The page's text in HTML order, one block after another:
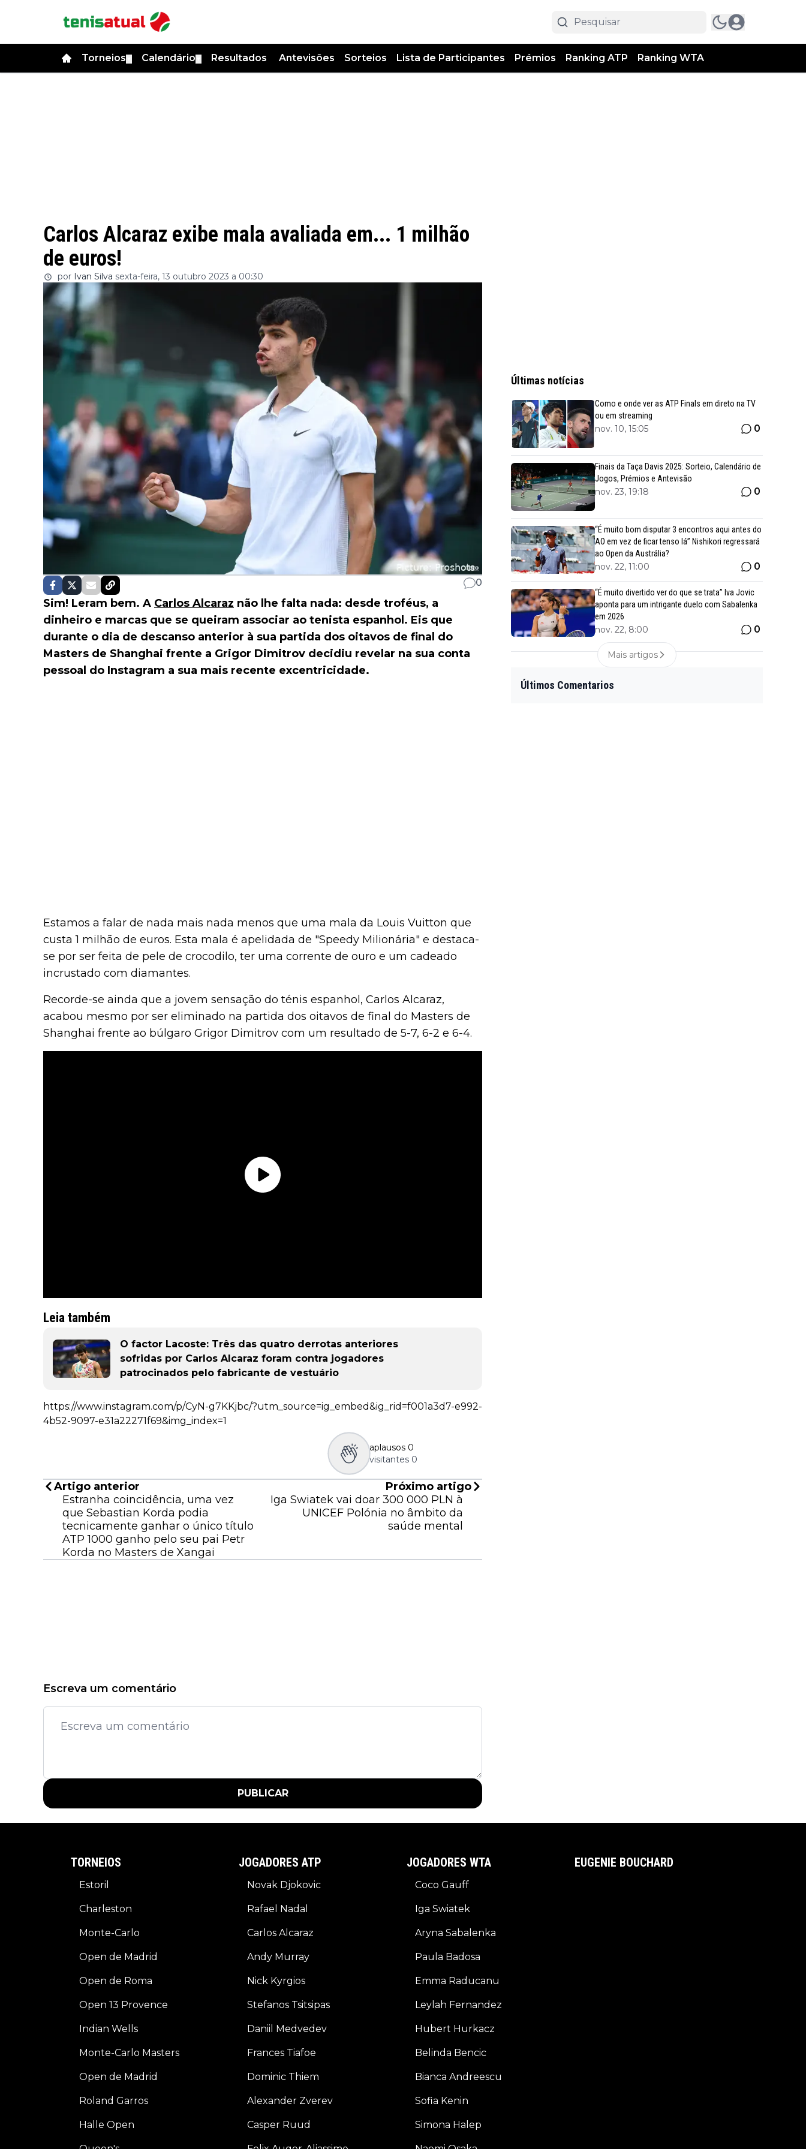
Torneios Calendário Resultados Antevisões Sorteios Lista de Participantes Prémios Ranking ATP Ranking WTA
Carlos Alcaraz exibe mala avaliada em... 1 milhão
de euros!
por Ivan Silva sexta-feira, 13 outubro 2023 a 00:30
0
Sim! Leram bem. A Carlos Alcaraz não lhe falta nada: desde troféus, a
dinheiro e marcas que se queiram associar ao tenista espanhol. Eis que
durante o dia de descanso anterior à sua partida dos oitavos de final do
Masters de Shanghai frente a Grigor Dimitrov decidiu revelar na sua conta
pessoal do Instagram a sua mais recente excentricidade.
Estamos a falar de nada mais nada menos que uma mala da Louis Vuitton que
custa 1 milhão de euros. Esta mala é apelidada de "Speedy Milionária" e destaca-
se por ser feita de pele de crocodilo, ter uma corrente de ouro e um cadeado
incrustado com diamantes.
Recorde-se ainda que a jovem sensação do ténis espanhol, Carlos Alcaraz,
acabou mesmo por ser eliminado na partida dos oitavos de final do Masters de
Shanghai frente ao búlgaro Grigor Dimitrov com um resultado de 5-7, 6-2 e 6-4.
Leia também
O factor Lacoste: Três das quatro derrotas anteriores
sofridas por Carlos Alcaraz foram contra jogadores
patrocinados pelo fabricante de vestuário
https://www.instagram.com/p/CyN-g7KKjbc/?utm_source=ig_embed&ig_rid=f001a3d7-e992-
4b52-9097-e31a22271f69&img_index=1
aplausos 0
visitantes 0
Artigo anterior
Estranha coincidência, uma vez
que Sebastian Korda podia
tecnicamente ganhar o único título
ATP 1000 ganho pelo seu pai Petr
Korda no Masters de Xangai
Próximo artigo
Iga Swiatek vai doar 300 000 PLN à
UNICEF Polónia no âmbito da
saúde mental
Escreva um comentário
PUBLICAR
Últimas notícias
Como e onde ver as ATP Finals em direto na TV
ou em streaming
nov. 10, 15:05 0
Finais da Taça Davis 2025: Sorteio, Calendário de
Jogos, Prémios e Antevisão
nov. 23, 19:18 0
“É muito bom disputar 3 encontros aqui antes do
AO em vez de ficar tenso lá” Nishikori regressará
ao Open da Austrália?
nov. 22, 11:00 0
“É muito divertido ver do que se trata” Iva Jovic
aponta para um intrigante duelo com Sabalenka
em 2026
nov. 22, 8:00 0
Mais artigos
Últimos Comentarios
TORNEIOS
Estoril
Charleston
Monte-Carlo
Open de Madrid
Open de Roma
Open 13 Provence
Indian Wells
Monte-Carlo Masters
Open de Madrid
Roland Garros
Halle Open
JOGADORES ATP
Novak Djokovic
Rafael Nadal
Carlos Alcaraz
Andy Murray
Nick Kyrgios
Stefanos Tsitsipas
Daniil Medvedev
Frances Tiafoe
Dominic Thiem
Alexander Zverev
Casper Ruud
JOGADORES WTA
Coco Gauff
Iga Swiatek
Aryna Sabalenka
Paula Badosa
Emma Raducanu
Leylah Fernandez
Hubert Hurkacz
Belinda Bencic
Bianca Andreescu
Sofia Kenin
Simona Halep
EUGENIE BOUCHARD